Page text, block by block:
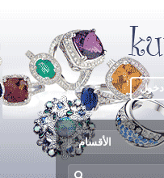
دخول
الأقسام